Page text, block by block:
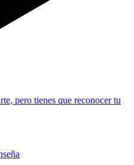
pero tienes que reconocer tu